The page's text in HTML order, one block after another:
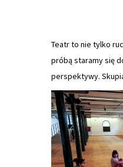
Teatr to nie tylko
próbą staramy się
perspektywy.